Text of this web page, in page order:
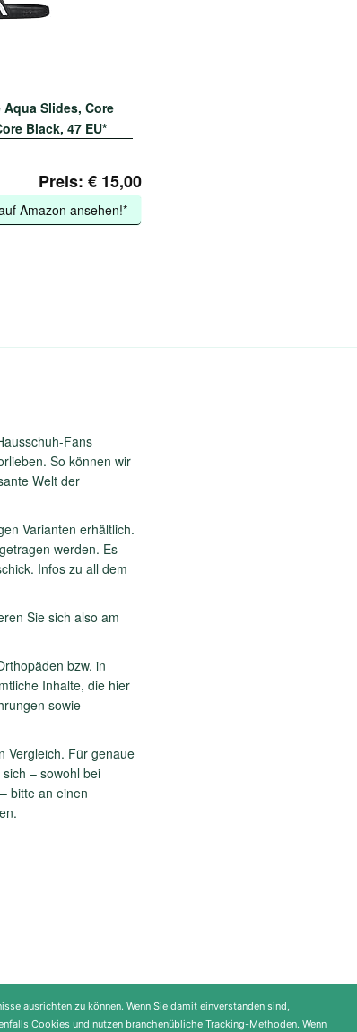
Slides, Core
Black, 47 EU*
Preis: € 15,00
Amazon ansehen!*
Fans
So können wir
Welt der
Varianten erhältlich.
werden. Es
Infos zu all dem
Sie sich also am
bzw. in
Inhalte, die hier
sowie
Vergleich. Für genaue
– sowohl bei
bitte an einen
ausrichten zu können. Wenn Sie damit einverstanden sind,
Cookies und nutzen branchenübliche Tracking-Methoden. Wenn